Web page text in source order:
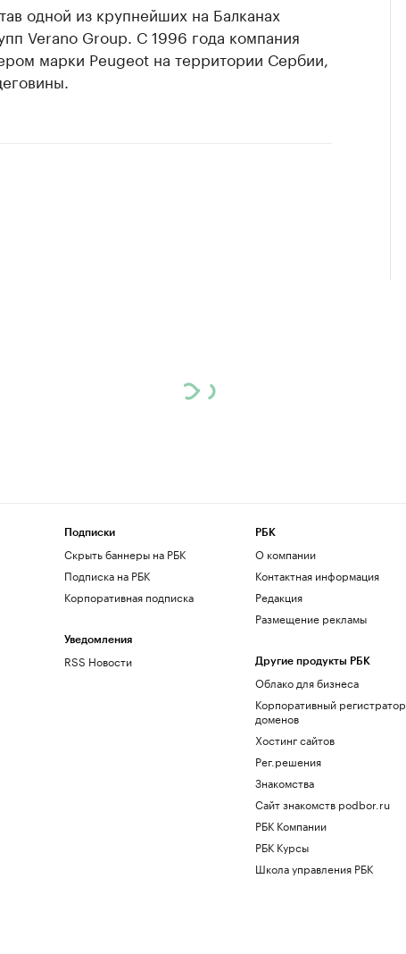
одной из крупнейших на Балканах
Verano Group. С 1996 года компания
марки Peugeot на территории Сербии,
Подписки
Скрыть баннеры на РБК
Подписка на РБК
Корпоративная подписка
Уведомления
RSS Новости
РБК
О компании
Контактная информация
Редакция
Размещение рекламы
Другие продукты РБК
Облако для бизнеса
Корпоративный регистратор
доменов
Хостинг сайтов
Рег.решения
Знакомства
Сайт знакомств podbor.ru
РБК Компании
РБК Курсы
Школа управления РБК